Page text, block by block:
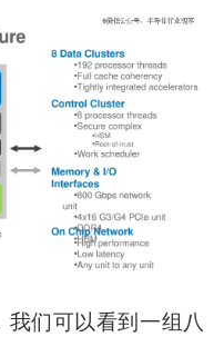
们可以看到一组八